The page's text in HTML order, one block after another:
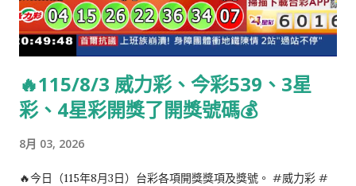
🔥115/8/3 威力彩、今彩539、3星
彩、4星彩開獎了開獎號碼💰
8月 03, 2026
🔥今日（115年8月3日）台彩各項開獎獎項及獎號。 #威力彩 #